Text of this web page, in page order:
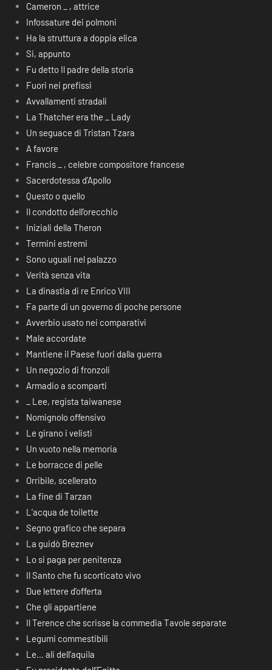
Cameron _ , attrice
Infossature dei polmoni
Ha la struttura a doppia elica
Si, appunto
Fu detto Il padre della storia
Fuori nei prefissi
Avvallamenti stradali
La Thatcher era the _ Lady
Un seguace di Tristan Tzara
A favore
Francis _ , celebre compositore francese
Sacerdotessa d’Apollo
Questo o quello
Il condotto dell’orecchio
Iniziali della Theron
Termini estremi
Sono uguali nel palazzo
Verità senza vita
La dinastia di re Enrico VIII
Fa parte di un governo di poche persone
Avverbio usato nei comparativi
Male accordate
Mantiene il Paese fuori dalla guerra
Un negozio di fronzoli
Armadio a scomparti
_ Lee, regista taiwanese
Nomignolo offensivo
Le girano i velisti
Un vuoto nella memoria
Le borracce di pelle
Orribile, scellerato
La fine di Tarzan
L’acqua de toilette
Segno grafico che separa
La guidò Breznev
Lo si paga per penitenza
Il Santo che fu scorticato vivo
Due lettere d’offerta
Che gli appartiene
Il Terence che scrisse la commedia Tavole separate
Legumi commestibili
Le… ali dell’aquila